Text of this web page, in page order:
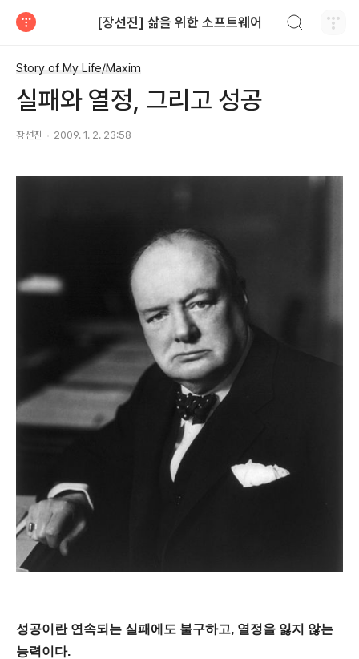
[장선진] 삶을 위한 소프트웨어
Story of My Life/Maxim
실패와 열정, 그리고 성공
장선진 2009. 1. 2. 23:58
성공이란 연속되는 실패에도 불구하고, 열정을 잃지 않는
능력이다.